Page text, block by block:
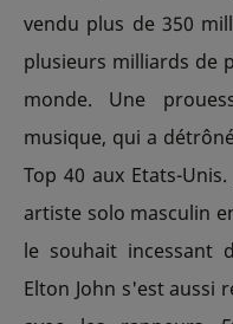
vendu plus de 350
plusieurs milliards de
monde. Une
musique, qui a
Top 40 aux Etats-
artiste solo masculin
le souhait incessant
Elton John s'est aussi